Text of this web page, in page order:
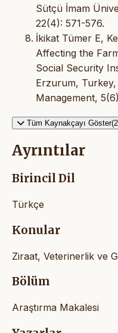
Sütçü İmam
22(4): 571-576.
İkikat Tümer E,
Affecting the
Social Security
Erzurum,
Management,
Tüm Kaynakçayı
Ayrıntılar
Birincil Dil
Türkçe
Konular
Ziraat, Veterinerlik ve
Bölüm
Araştırma Makalesi